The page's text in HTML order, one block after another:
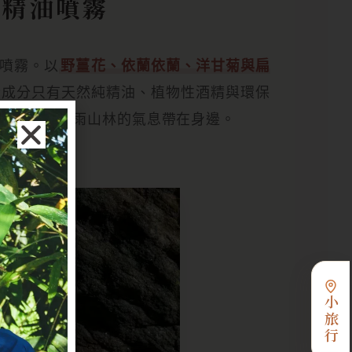
霧。以 野薑花、依蘭依蘭、洋甘菊與扁
分只有天然純精油、植物性酒精與環保
上，把夜雨山林的氣息帶在身邊。
小旅行